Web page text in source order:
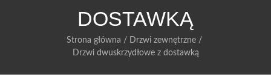
DOSTAWKĄ
Strona główna / Drzwi zewnętrzne /
Drzwi dwuskrzydłowe z dostawką